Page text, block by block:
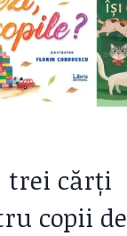
trei cărți
copii de